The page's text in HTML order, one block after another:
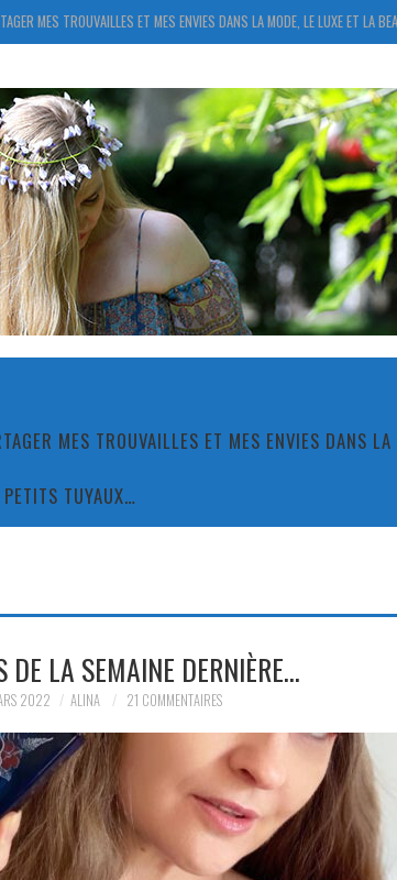
MES TROUVAILLES ET MES ENVIES DANS LA MODE, LE LUXE ET LA
MES TROUVAILLES ET MES ENVIES DANS
TUYAUX…
DE LA SEMAINE DERNIÈRE…
2022 ALINA 21 COMMENTAIRES